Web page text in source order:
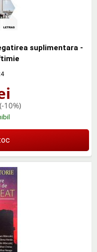
suplimentara -
(-10%)